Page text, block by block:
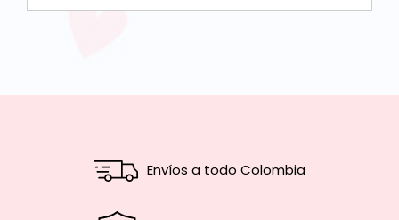
Envíos a todo Colombia